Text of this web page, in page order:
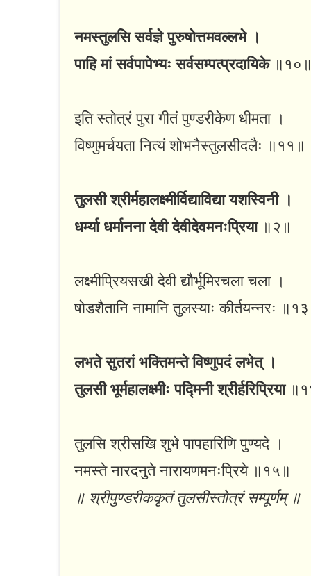
नमस्तुलसि सर्वज्ञे पुरुषोत्तमवल्लभे ।
पाहि मां सर्वपापेभ्यः सर्वसम्पत्प्रदायिके॥१०॥
इति स्तोत्रं पुरा गीतं पुण्डरीकेण धीमता ।
विष्णुमर्चयता नित्यं शोभनैस्तुलसीदलैः ॥११॥
तुलसी श्रीर्महालक्ष्मीर्विद्याविद्या यशस्विनी ।
धर्म्या धर्मानना देवी देवीदेवमनःप्रिया॥२॥
लक्ष्मीप्रियसखी देवी द्यौर्भूमिरचला चला ।
षोडशैतानि नामानि तुलस्याः कीर्तयन्नरः
लभते सुतरां भक्तिमन्ते विष्णुपदं लभेत् ।
तुलसी भूर्महालक्ष्मीः पद्मिनी श्रीर्हरिप्रिया
तुलसि श्रीसखि शुभे पापहारिणि पुण्यदे ।
नमस्ते नारदनुते नारायणमनःप्रिये ॥१५॥
॥ श्रीपुण्डरीककृतं तुलसीस्तोत्रं सम्पूर्णम् ॥